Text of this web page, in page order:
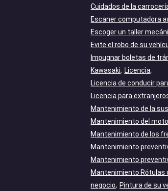
Cuidados de la
Escaner computadora
Escoger un taller
Evite el robo de su
Impugnar boletas de
Kawasaki
Licencia
Licencia de conducir
Licencia para
Mantenimiento de la
Mantenimiento del
Mantenimiento de los
Mantenimiento
Mantenimiento
Mantenimiento Rótulas
negocio
Pintura de su